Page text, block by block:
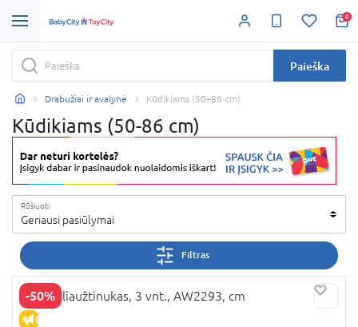
0
Paieška
Drabužiai ir avalynė Kūdikiams (50–86 cm)
Kūdikiams (50-86 cm)
Rūšiuoti
Geriausi pasiūlymai
Filtras
-50%
IŠPARDAVIMAS
NEXT šliaužtinukas, 3 vnt., AW2293, cm